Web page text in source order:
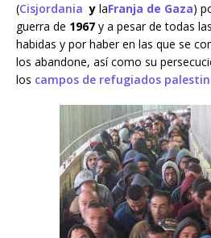
(Cisjordania y laFranja de Gaza)
guerra de 1967 y a pesar de todas
habidas y por haber en las que se
los abandone, así como su
los campos de refugiados